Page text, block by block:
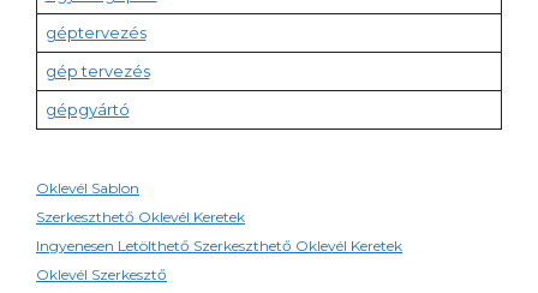
géptervezés
gép tervezés
gépgyártó
Oklevél Sablon
Szerkeszthető Oklevél Keretek
Ingyenesen Letölthető Szerkeszthető Oklevél Keretek
Oklevél Szerkesztő